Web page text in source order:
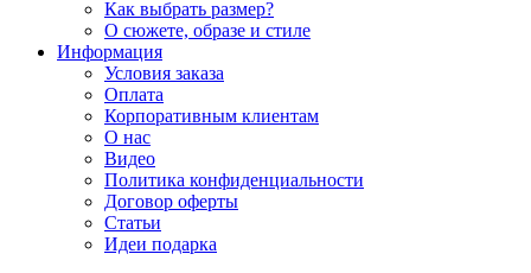
Как выбрать размер?
О сюжете, образе и стиле
Информация
Условия заказа
Оплата
Корпоративным клиентам
О нас
Видео
Политика конфиденциальности
Договор оферты
Статьи
Идеи подарка